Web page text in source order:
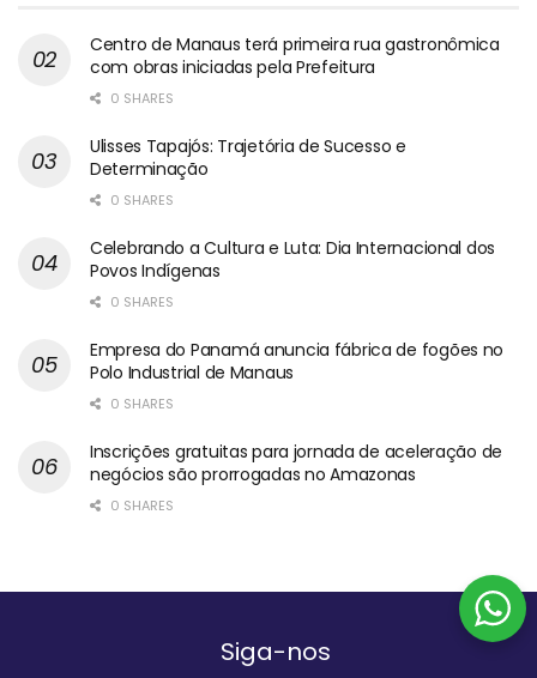
Centro de Manaus terá primeira rua gastronômica
com obras iniciadas pela Prefeitura
0 SHARES
Ulisses Tapajós: Trajetória de Sucesso e
Determinação
0 SHARES
Celebrando a Cultura e Luta: Dia Internacional dos
Povos Indígenas
0 SHARES
Empresa do Panamá anuncia fábrica de fogões no
Polo Industrial de Manaus
0 SHARES
Inscrições gratuitas para jornada de aceleração de
negócios são prorrogadas no Amazonas
0 SHARES
Siga-nos